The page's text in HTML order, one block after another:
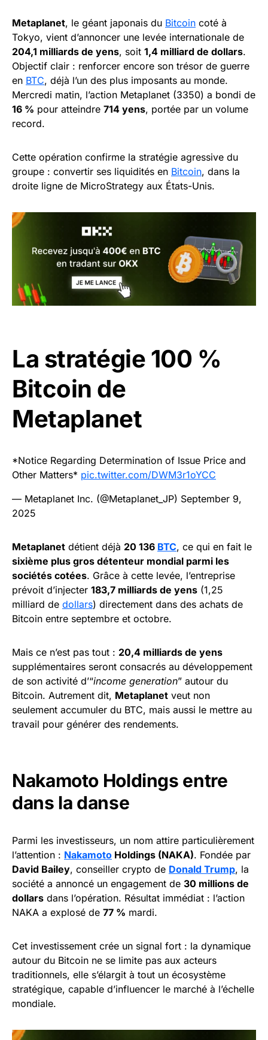
Metaplanet, le géant japonais du Bitcoin coté à
Tokyo, vient d’annoncer une levée internationale de
204,1 milliards de yens, soit 1,4 milliard de dollars.
Objectif clair : renforcer encore son trésor de guerre
en BTC, déjà l’un des plus imposants au monde.
Mercredi matin, l’action Metaplanet (3350) a bondi de
16 % pour atteindre 714 yens, portée par un volume
record.
Cette opération confirme la stratégie agressive du
groupe : convertir ses liquidités en Bitcoin, dans la
droite ligne de MicroStrategy aux États-Unis.
La stratégie 100 %
Bitcoin de
Metaplanet
*Notice Regarding Determination of Issue Price and
Other Matters* pic.twitter.com/DWM3r1oYCC
— Metaplanet Inc. (@Metaplanet_JP) September 9,
2025
Metaplanet détient déjà 20 136 BTC, ce qui en fait le
sixième plus gros détenteur mondial parmi les
sociétés cotées. Grâce à cette levée, l’entreprise
prévoit d’injecter 183,7 milliards de yens (1,25
milliard de dollars) directement dans des achats de
Bitcoin entre septembre et octobre.
Mais ce n’est pas tout : 20,4 milliards de yens
supplémentaires seront consacrés au développement
de son activité d’“income generation” autour du
Bitcoin. Autrement dit, Metaplanet veut non
seulement accumuler du BTC, mais aussi le mettre au
travail pour générer des rendements.
Nakamoto Holdings entre
dans la danse
Parmi les investisseurs, un nom attire particulièrement
l’attention : Nakamoto Holdings (NAKA). Fondée par
David Bailey, conseiller crypto de Donald Trump, la
société a annoncé un engagement de 30 millions de
dollars dans l’opération. Résultat immédiat : l’action
NAKA a explosé de 77 % mardi.
Cet investissement crée un signal fort : la dynamique
autour du Bitcoin ne se limite pas aux acteurs
traditionnels, elle s’élargit à tout un écosystème
stratégique, capable d’influencer le marché à l’échelle
mondiale.